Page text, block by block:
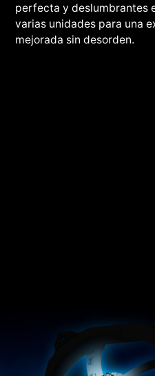
perfecta y deslumbrantes
varias unidades para una
mejorada sin desorden.